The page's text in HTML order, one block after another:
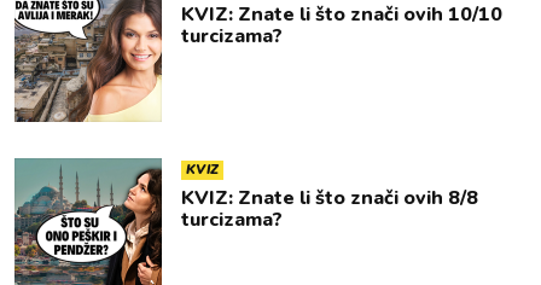
KVIZ: Znate li što znači ovih 10/10
turcizama?
KVIZ
KVIZ: Znate li što znači ovih 8/8
turcizama?